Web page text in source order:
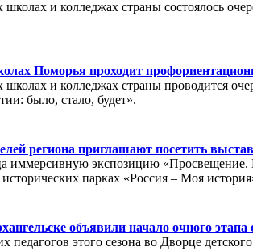
школах и колледжах страны состоялось
Поморья проходит
школах и колледжах страны проводится
было, стало, будет».
региона приглашают посетить
иммерсивную экспозицию
парках «Россия – Моя
объявили начало очного этапа
педагогов этого сезона во Дворце